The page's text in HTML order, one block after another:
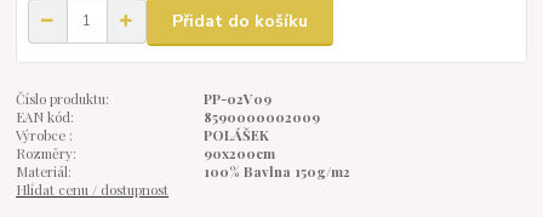
Přidat do košíku
Číslo produktu:
PP-02V09
EAN kód:
8590000002009
Výrobce :
POLÁŠEK
Rozměry:
90x200cm
Materiál:
100% Bavlna 150g/m2
Hlídat cenu / dostupnost